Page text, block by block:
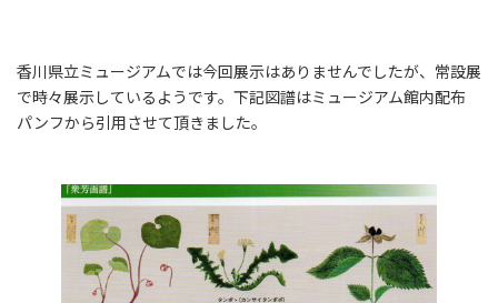
香川県立ミュージアムでは今回展示はありませんでしたが、常設展
で時々展示しているようです。下記図譜はミュージアム館内配布
パンフから引用させて頂きました。